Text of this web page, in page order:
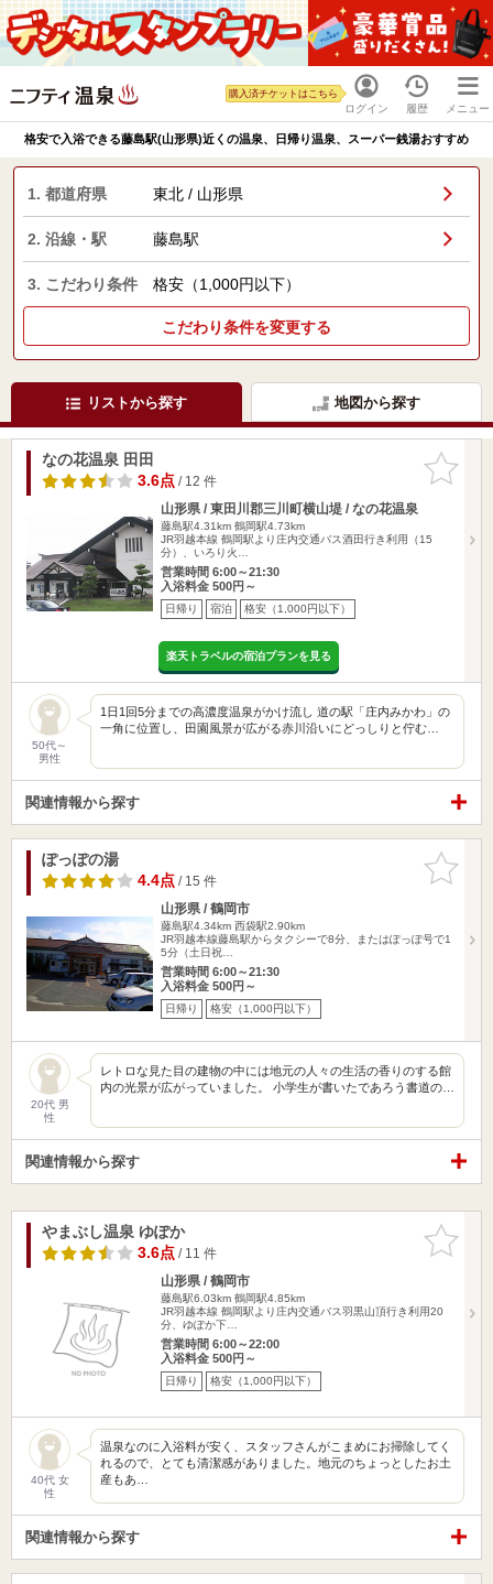
ログイン
購入済チケットはこちら
履歴 メニュー
格安で入浴できる藤島駅(山形県)近くの温泉、日帰り温泉、スーパー銭湯おすすめ
1. 都道府県 東北 / 山形県
2. 沿線・駅 藤島駅
3. こだわり条件 格安（1,000円以下）
こだわり条件を変更する
リストから探す 地図から探す
お気に入
りに追加
なの花温泉 田田
3.6点/ 12 件
山形県 / 東田川郡三川町横山堤 / なの花温泉
藤島駅4.31km 鶴岡駅4.73km
JR羽越本線 鶴岡駅より庄内交通バス酒田行き利用（15
分）、いろり火…
営業時間 6:00～21:30
入浴料金 500円～
日帰り 宿泊 格安（1,000円以下）
楽天トラベルの宿泊プランを見る
50代～
男性
1日1回5分までの高濃度温泉がかけ流し 道の駅「庄内みかわ」の
一角に位置し、田園風景が広がる赤川沿いにどっしりと佇む…
関連情報から探す
お気に入
りに追加
ぽっぽの湯
4.4点/ 15 件
山形県 / 鶴岡市
藤島駅4.34km 西袋駅2.90km
JR羽越本線藤島駅からタクシーで8分、またはぽっぽ号で1
5分（土日祝…
営業時間 6:00～21:30
入浴料金 500円～
日帰り 格安（1,000円以下）
20代 男
性
レトロな見た目の建物の中には地元の人々の生活の香りのする館
内の光景が広がっていました。 小学生が書いたであろう書道の…
関連情報から探す
お気に入
りに追加
やまぶし温泉 ゆぽか
3.6点/ 11 件
山形県 / 鶴岡市
藤島駅6.03km 鶴岡駅4.85km
JR羽越本線 鶴岡駅より庄内交通バス羽黒山頂行き利用20
分、ゆぽか下…
営業時間 6:00～22:00
入浴料金 500円～
日帰り 格安（1,000円以下）
40代 女
性
温泉なのに入浴料が安く、スタッフさんがこまめにお掃除してく
れるので、とても清潔感がありました。地元のちょっとしたお土
産もあ…
関連情報から探す